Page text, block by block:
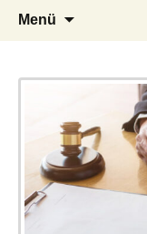
LUCKX
– das Magazin
Menü